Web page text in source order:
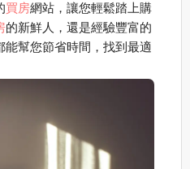
買房網站，讓您輕鬆踏上購
的新鮮人，還是經驗豐富的
能幫您節省時間，找到最適